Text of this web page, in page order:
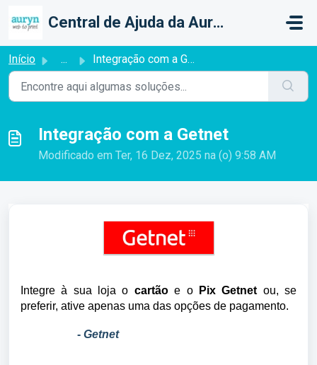
Central de Ajuda da Auryn Web To Print
Início ... Integração com a Getnet
Integração com a Getnet
Modificado em Ter, 16 Dez, 2025 na (o) 9:58 AM
Integre à sua loja o cartãoe o Pix Getnet ou, se
preferir, ative apenas uma das opções de pagamento.
- Getnet